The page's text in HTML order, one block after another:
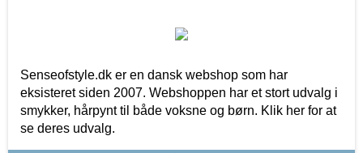
Senseofstyle.dk er en dansk webshop som har
eksisteret siden 2007. Webshoppen har et stort udvalg i
smykker, hårpynt til både voksne og børn. Klik her for at
se deres udvalg.